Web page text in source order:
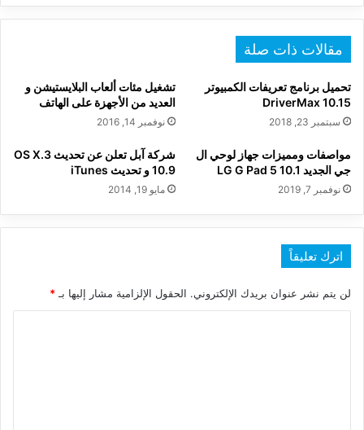
مقالات ذات صلة
تحميل برنامج تعريفات الكمبيوتر
DriverMax 10.15
سبتمبر 23, 2018
تشغيل مئات ألعاب البلايستيشن و
العديد من الأجهزة على الهاتف
نوفمبر 14, 2016
مواصفات ومميزات جهاز لوحي ال
جي الجديد LG G Pad 5 10.1
نوفمبر 7, 2019
شركة آبل تعلن عن تحديث 3.OS X
10.9 و تحديث iTunes
مايو 19, 2014
اترك تعليقاً
لن يتم نشر عنوان بريدك الإلكتروني. الحقول الإلزامية مشار إليها بـ *